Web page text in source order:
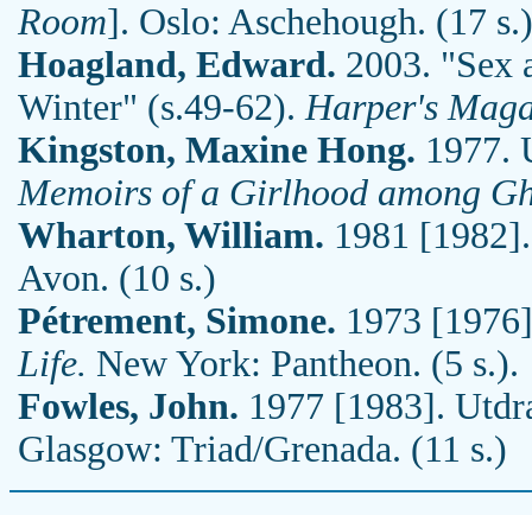
Room]. Oslo: Aschehough. (17 s.)
Hoagland, Edward. 2003. "Sex
Winter" (s.49-62).Harper's
Kingston, Maxine Hong. 1977.
Memoirs of a Girlhood among
Wharton, William. 1981
Avon. (10 s.)
Pétrement, Simone. 1973
Life. New York: Pantheon. (5 s.).
Fowles, John. 1977 [1983].
Glasgow: Triad/Grenada. (11 s.)